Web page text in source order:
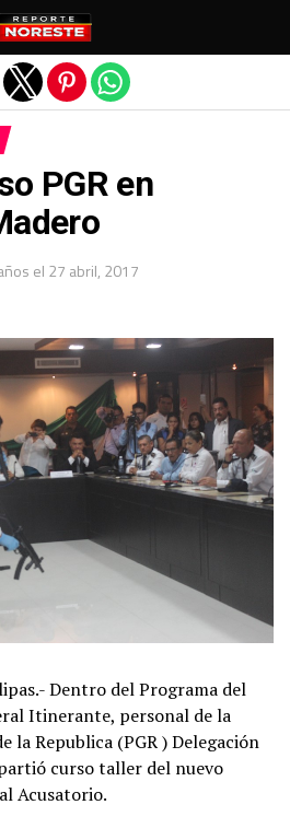
PGR en
el 27 abril, 2017
Dentro del Programa del
Itinerante, personal de la
la Republica (PGR ) Delegación
curso taller del nuevo
Acusatorio.
la versión móvil